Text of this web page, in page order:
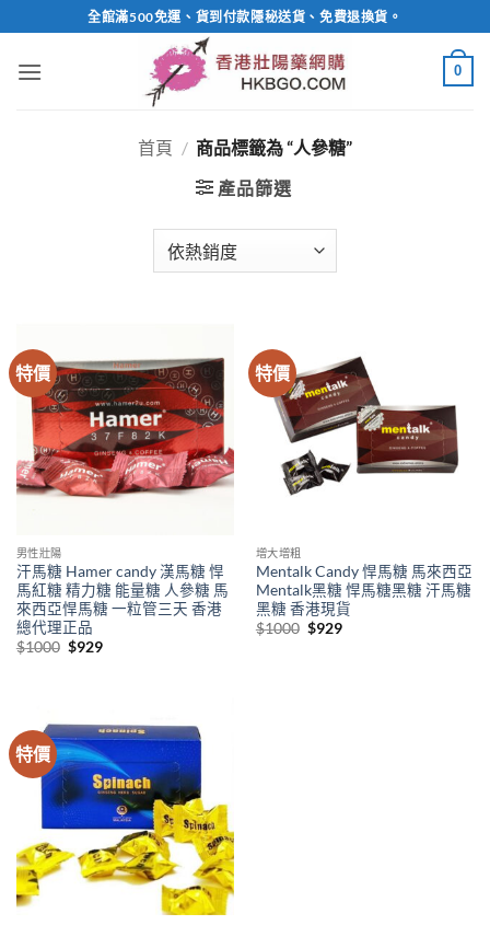
to
content
全館滿500免運、貨到付款隱秘送貨、免費退換貨。
0
首頁 / 商品標籤為 “人參糖”
產品篩選
特價
男性壯陽
汗馬糖 Hamer candy 漢馬糖 悍
馬紅糖 精力糖 能量糖 人參糖 馬
來西亞悍馬糖 一粒管三天 香港
總代理正品
$1000 Original
$929Current
特價
增大增粗
Mentalk Candy 悍馬糖 馬來西亞
Mentalk黑糖 悍馬糖黑糖 汗馬糖
黑糖 香港現貨
$1000 Original
$929Current
特價